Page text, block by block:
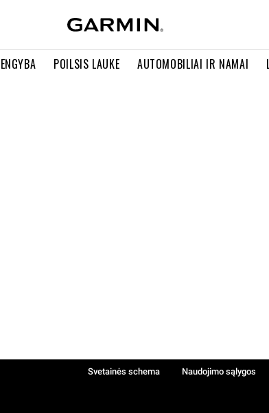
POILSIS LAUKE AUTOMOBILIAI IR NAMAI
Svetainės schema Naudojimo sąlygos